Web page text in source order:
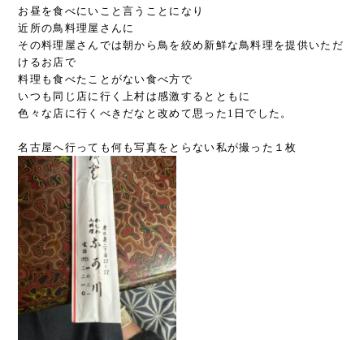
お昼を食べにいこと言うことになり
近所の鳥料理屋さんに
その料理屋さんでは朝から鳥を絞め新鮮な鳥料理を提供いただ
けるお店で
料理も食べたことがない食べ方で
いつも同じ店に行く上村は感激するとともに
色々な店に行くべきだなと改めて思った1日でした。
名古屋へ行っても何も写真をとらない私が撮った１枚